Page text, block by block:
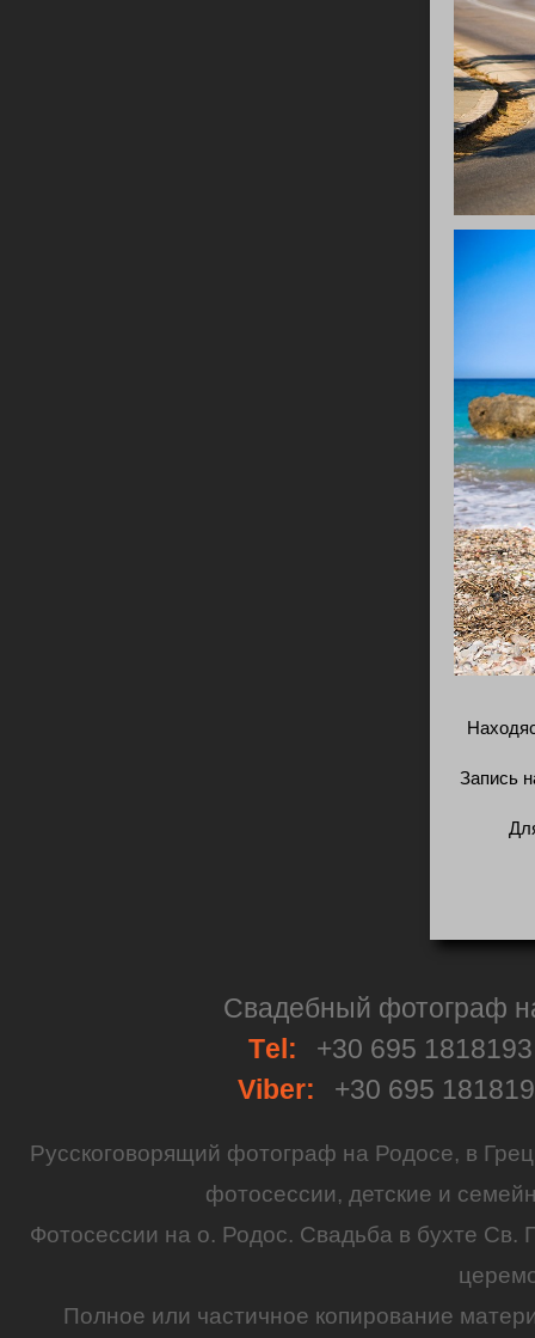
Запись
Свадебный фотограф
Тel:
+30 695
Viber:
+30 695
Русскоговорящий фотограф на Родосе, в
фотосессии, детские и
Фотосессии на о. Родос. Свадьба в бухте Св.
Полное или частичное копирование